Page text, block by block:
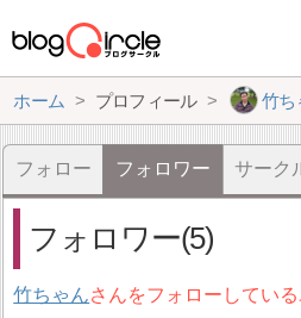
ホーム プロフィール 竹ち
フォロー フォロワー サーク
フォロワー(5)
竹ちゃんさんをフォローしてい